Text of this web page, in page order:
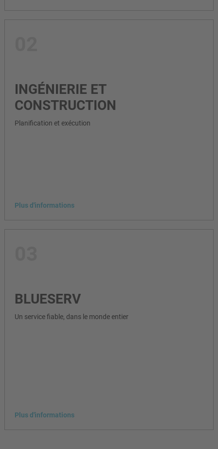
INGÉNIERIE ET
CONSTRUCTION
Planification et exécution
Plus d'informations
BLUESERV
Un service fiable, dans le monde entier
Plus d'informations